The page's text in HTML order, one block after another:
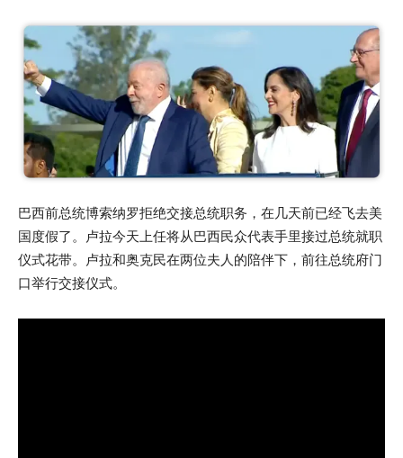
巴西前总统博索纳罗拒绝交接总统职务，在几天前已经飞去美
国度假了。卢拉今天上任将从巴西民众代表手里接过总统就职
仪式花带。卢拉和奥克民在两位夫人的陪伴下，前往总统府门
口举行交接仪式。